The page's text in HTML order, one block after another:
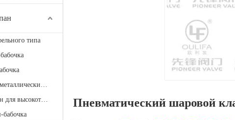
типа
Дисковый затвор с металлическим седлом
Дроссельный клапан для высокотемпературной вентиляции
бабочка
Пневматический шаровой